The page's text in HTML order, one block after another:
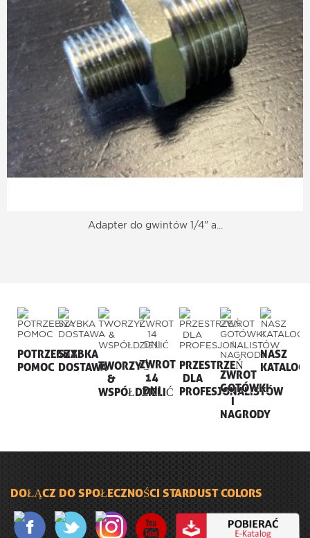
Adapter do gwintów 1/4" a...
POTRZEBNA
POMOC
SZYBKA
DOSTAWATWORZYĆ
&
WSPÓŁDZIELIĆ
ZWROT
14
DNI
PRZESTRZEŃ
DLA
PROFESJONALISTÓW
ZWROT
GOTÓWKI
I
NAGRODY
NASZ
KATALOG
DOŁĄCZ DO SPOŁECZNOŚCI STARDUST COLORS